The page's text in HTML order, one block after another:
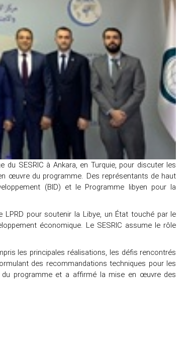
SESRIC à Ankara, en Turquie, pour discuter les
œuvre du programme. Des représentants de haut
(BID) et le Programme libyen pour la
LPRD pour soutenir la Libye, un État touché par le
économique. Le SESRIC assume le rôle
les principales réalisations, les défis rencontrés
des recommandations techniques pour les
programme et a affirmé la mise en œuvre des